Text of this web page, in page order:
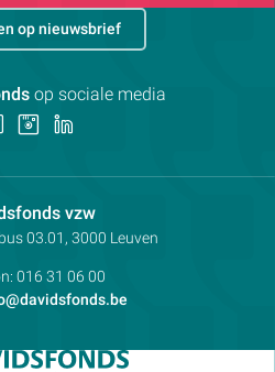
vzwContactpersoon:
bus 03.01, 3000 Leuven
016 31 06 00
op nieuwsbrief
op sociale media
Volg
ons
Facebook
Volg
Instagram
LinkedIn